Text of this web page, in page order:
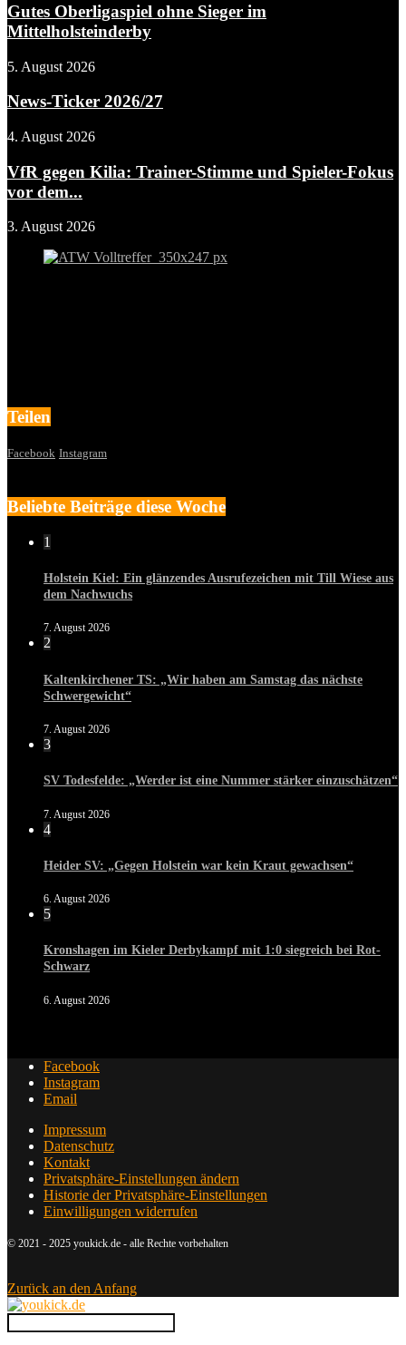
Gutes Oberligaspiel ohne Sieger im
Mittelholsteinderby
5. August 2026
News-Ticker 2026/27
4. August 2026
VfR gegen Kilia: Trainer-Stimme und Spieler-Fokus
vor dem...
3. August 2026
Teilen
Facebook Instagram
Beliebte Beiträge diese Woche
1
Holstein Kiel: Ein glänzendes Ausrufezeichen mit Till Wiese aus
dem Nachwuchs
7. August 2026
2
Kaltenkirchener TS: „Wir haben am Samstag das nächste
Schwergewicht“
7. August 2026
3
SV Todesfelde: „Werder ist eine Nummer stärker einzuschätzen“
7. August 2026
4
Heider SV: „Gegen Holstein war kein Kraut gewachsen“
6. August 2026
5
Kronshagen im Kieler Derbykampf mit 1:0 siegreich bei Rot-
Schwarz
6. August 2026
Facebook
Instagram
Email
Impressum
Datenschutz
Kontakt
Privatsphäre-Einstellungen ändern
Historie der Privatsphäre-Einstellungen
Einwilligungen widerrufen
© 2021 - 2025 youkick.de - alle Rechte vorbehalten
Zurück an den Anfang